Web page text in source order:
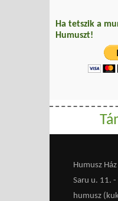
Ha tetszik a
Humuszt!
Humusz
Saru u. 11.
humusz